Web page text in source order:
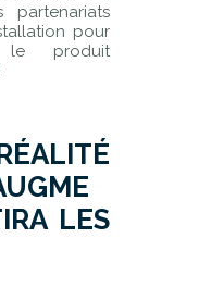
partenariats
pour
produit
LES